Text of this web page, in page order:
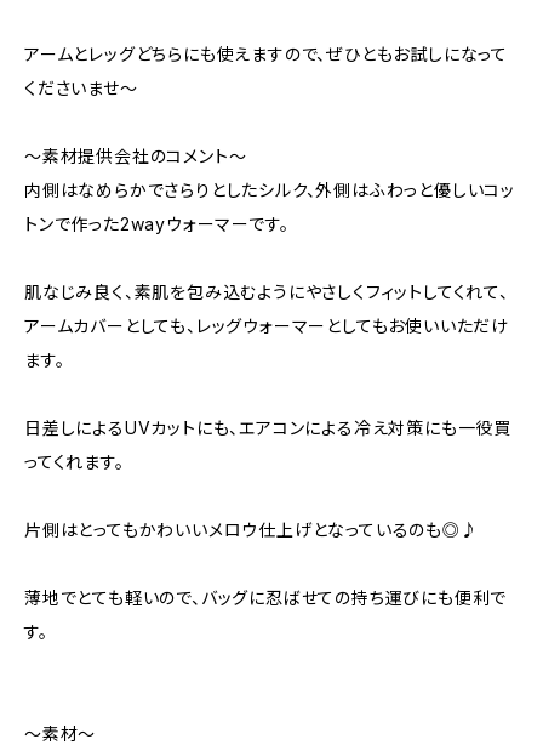
アームとレッグどちらにも使えますので、ぜひともお試しになって
くださいませ〜
〜素材提供会社のコメント〜
内側はなめらかでさらりとしたシルク、外側はふわっと優しいコッ
トンで作った2wayウォーマーです。
肌なじみ良く、素肌を包み込むようにやさしくフィットしてくれて、
アームカバーとしても、レッグウォーマーとしてもお使いいただけ
ます。
日差しによるUVカットにも、エアコンによる冷え対策にも一役買
ってくれます。
片側はとってもかわいいメロウ仕上げとなっているのも◎♪
薄地でとても軽いので、バッグに忍ばせての持ち運びにも便利で
す。
〜素材〜